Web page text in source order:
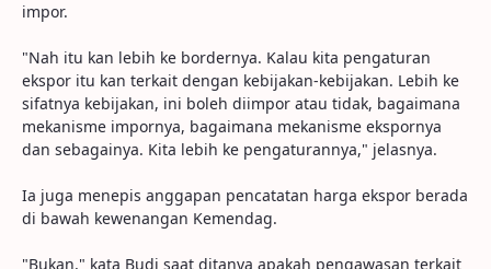
impor.
"Nah itu kan lebih ke bordernya. Kalau kita pengaturan
ekspor itu kan terkait dengan kebijakan-kebijakan. Lebih ke
sifatnya kebijakan, ini boleh diimpor atau tidak, bagaimana
mekanisme impornya, bagaimana mekanisme ekspornya
dan sebagainya. Kita lebih ke pengaturannya," jelasnya.
Ia juga menepis anggapan pencatatan harga ekspor berada
di bawah kewenangan Kemendag.
"Bukan," kata Budi saat ditanya apakah pengawasan terkait